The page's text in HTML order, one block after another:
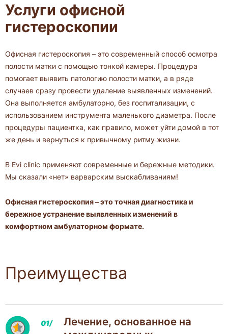
Услуги офисной
гистероскопии
Офисная гистероскопия – это современный способ осмотра
полости матки с помощью тонкой камеры. Процедура
помогает выявить патологию полости матки, а в ряде
случаев сразу провести удаление выявленных изменений.
Она выполняется амбулаторно, без госпитализации, с
использованием инструмента маленького диаметра. После
процедуры пациентка, как правило, может уйти домой в тот
же день и вернуться к привычному ритму жизни.
В Evi clinic применяют современные и бережные методики.
Мы сказали «нет» варварским выскабливаниям!
Офисная гистероскопия – это точная диагностика и
бережное устранение выявленных изменений в
комфортном амбулаторном формате.
Преимущества
Лечение, основанное на